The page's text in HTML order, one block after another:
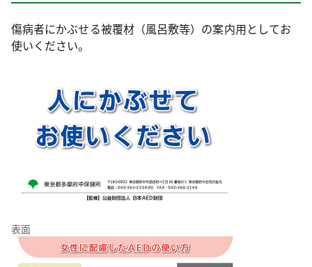
傷病者にかぶせる被覆材（風呂敷等）の案内用としてお
使いください。
表面